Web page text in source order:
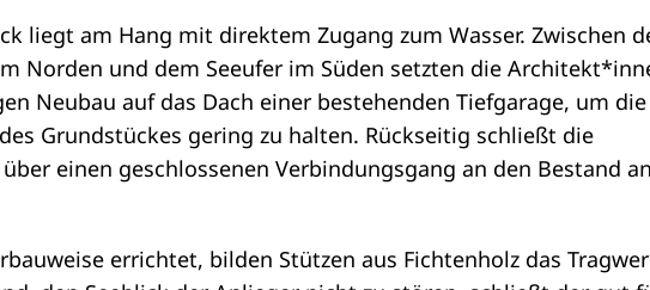
liegt am Hang mit direktem Zugang zum Wasser. Zwischen
Norden und dem Seeufer im Süden setzten die
Neubau auf das Dach einer bestehenden Tiefgarage, um die
Grundstückes gering zu halten. Rückseitig schließt die
einen geschlossenen Verbindungsgang an den Bestand
errichtet, bilden Stützen aus Fichtenholz das